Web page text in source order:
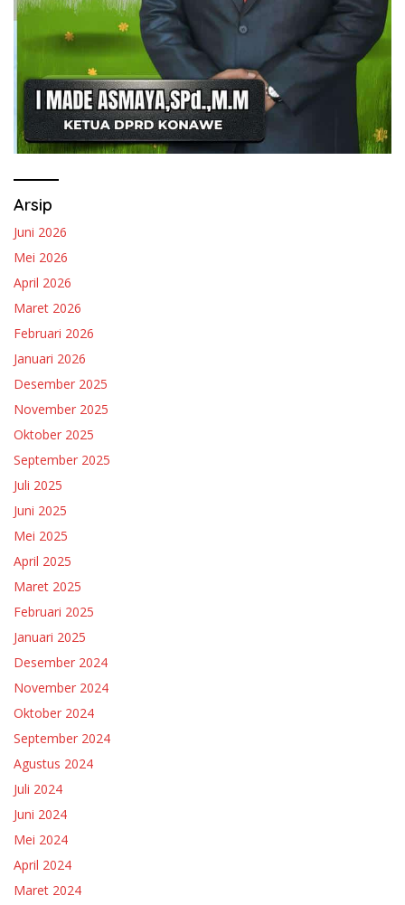
Arsip
Juni 2026
Mei 2026
April 2026
Maret 2026
Februari 2026
Januari 2026
Desember 2025
November 2025
Oktober 2025
September 2025
Juli 2025
Juni 2025
Mei 2025
April 2025
Maret 2025
Februari 2025
Januari 2025
Desember 2024
November 2024
Oktober 2024
September 2024
Agustus 2024
Juli 2024
Juni 2024
Mei 2024
April 2024
Maret 2024